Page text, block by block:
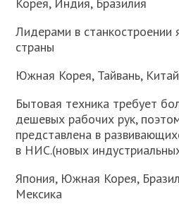
Лидерами в станкостроении
страны
Южная Корея, Тайвань, Китай
Бытовая техника требует
дешевых рабочих рук,
представлена в
в НИС.(новых
Япония, Южная Корея,
Мексика